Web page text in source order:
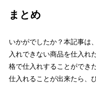
まとめ
いかがでしたか？本記事は
入れできない商品を仕入れ
格で仕入れすることができ
仕入れることが出来たら、